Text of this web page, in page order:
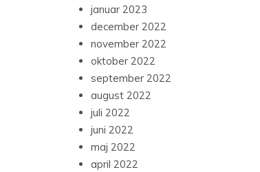
januar 2023
december 2022
november 2022
oktober 2022
september 2022
august 2022
juli 2022
juni 2022
maj 2022
april 2022